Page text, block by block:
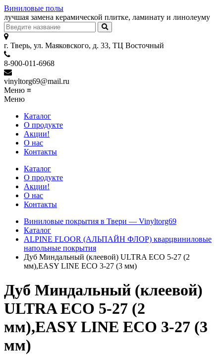
Виниловые полы
лучшая замена керамической плитке, ламинату и линолеуму
г. Тверь, ул. Маяковского, д. 33, ТЦ Восточный
8-900-011-6968
vinyltorg69@mail.ru
Меню ≡
Меню
Каталог
О продукте
Акции!
О нас
Контакты
Каталог
О продукте
Акции!
О нас
Контакты
Виниловые покрытия в Твери — Vinyltorg69
Каталог
ALPINE FLOOR (АЛЬПАЙН ФЛОР) кварцвиниловые
напольные покрытия
Дуб Миндальный (клеевой) ULTRA ЕСО 5-27 (2
мм),EASY LINE ЕСО 3-27 (3 мм)
Дуб Миндальный (клеевой)
ULTRA ЕСО 5-27 (2
мм),EASY LINE ЕСО 3-27 (3
мм)